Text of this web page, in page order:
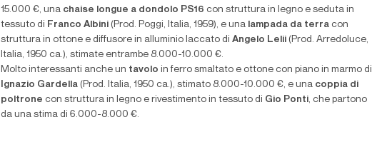
15.000 €, una chaise longue a dondolo PS16 con struttura in legno e seduta in
tessuto di Franco Albini (Prod. Poggi, Italia, 1959), e una lampada da terra con
struttura in ottone e diffusore in alluminio laccato di Angelo Lelii (Prod. Arredoluce,
Italia, 1950 ca.), stimate entrambe 8.000-10.000 €.
Molto interessanti anche un tavolo in ferro smaltato e ottone con piano in marmo di
Ignazio Gardella (Prod. Italia, 1950 ca.), stimato 8.000-10.000 €, e una coppia di
poltrone con struttura in legno e rivestimento in tessuto di Gio Ponti, che partono
da una stima di 6.000-8.000 €.